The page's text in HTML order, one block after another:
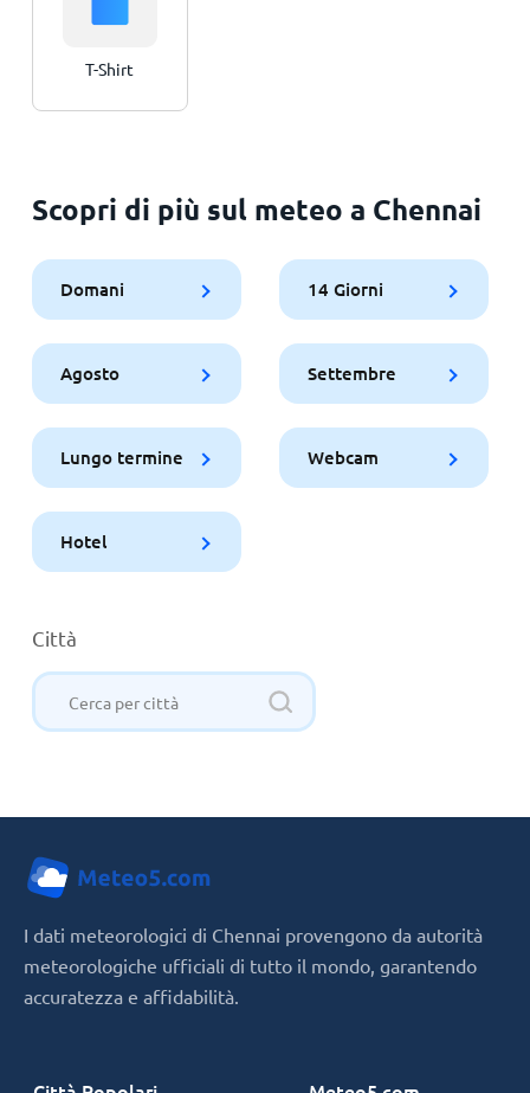
T-Shirt
Scopri di più sul meteo a Chennai
Domani 14 Giorni
Agosto Settembre
Lungo termine Webcam
Hotel
Città
I dati meteorologici di Chennai provengono da autorità
meteorologiche ufficiali di tutto il mondo, garantendo
accuratezza e affidabilità.